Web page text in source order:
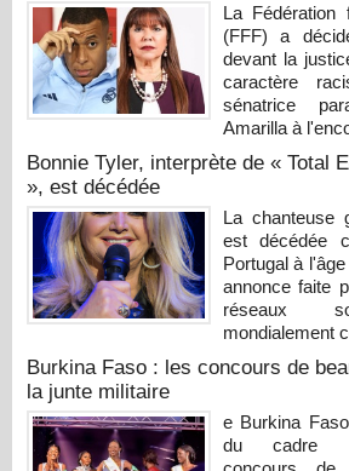
La Fédération
(FFF) a
devant la
caractère
sénatrice
Amarilla à
Bonnie Tyler, interprète de « Total
», est décédée
La chanteuse
est décédée
Portugal à
annonce faite
réseaux
mondialement
Burkina Faso : les concours de
la junte militaire
e Burkina
du cadre